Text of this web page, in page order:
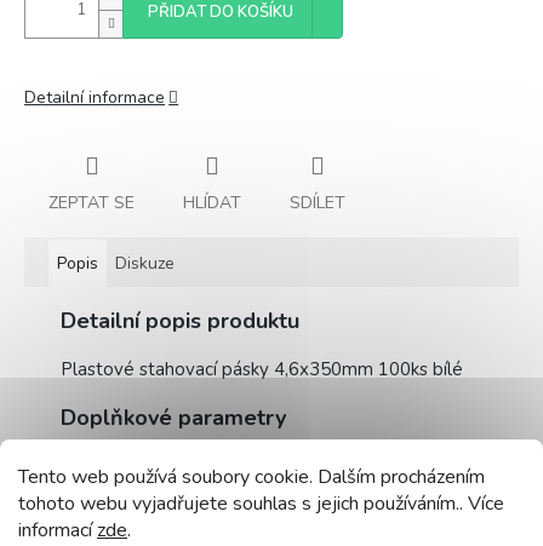
Tento web používá soubory cookie. Dalším procházením
tohoto webu vyjadřujete souhlas s jejich používáním.. Více
informacízde.
PŘIDAT DO KOŠÍKU
Detailní informace
ZEPTAT SE HLÍDAT SDÍLET
Popis Diskuze
Detailní popis produktu
Plastové stahovací pásky 4,6x350mm 100ks bílé
Doplňkové parametry
Nářadí, pro kutily
Záruka :
2 roky
Hmotnost
0.5 kg